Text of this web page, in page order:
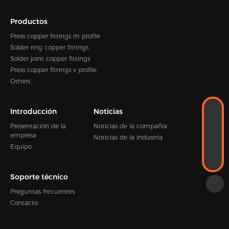
Productos
Press copper fittings m profile
Solder ring copper fittings
Solder joint copper fittings
Press copper fittings v profile
Others
Introducción
Presentación de la
empresa
Equipo
Noticias
Noticias de la compañía
Noticias de la industria
Soporte técnico
Preguntas frecuentes
Contacto
+86-18989338889
CORREO ELECTRÓNICO
Kevin.zhou@hengshen.com